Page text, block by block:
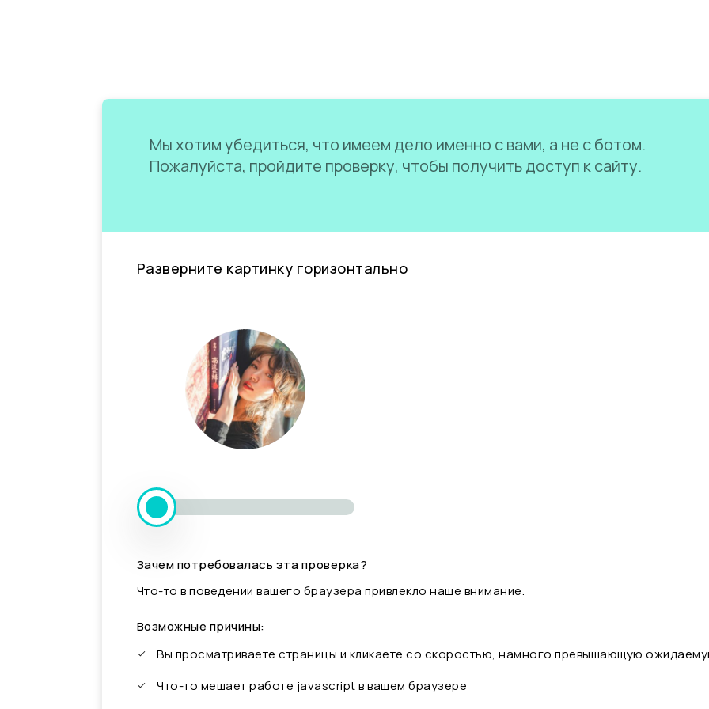
Мы хотим убедиться, что имеем дело именно с вами, а не с ботом.
Пожалуйста, пройдите проверку, чтобы получить доступ к сайту.
Разверните картинку горизонтально
Зачем потребовалась эта проверка?
Что-то в поведении вашего браузера привлекло наше внимание.
Возможные причины:
Вы просматриваете страницы и кликаете со скоростью, намного превышающую
Что-то мешает работе javascript в вашем браузере